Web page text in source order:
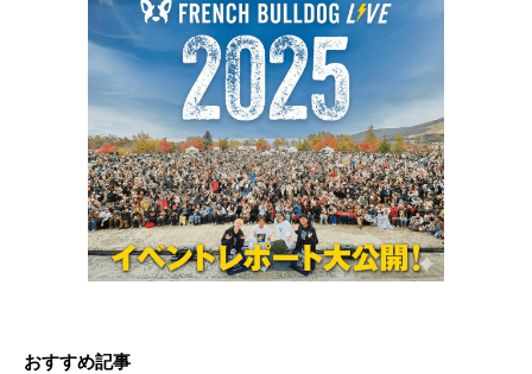
おすすめ記事